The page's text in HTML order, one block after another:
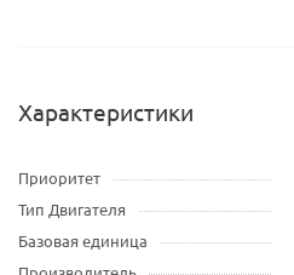
Характеристики
Приоритет
Тип Двигателя
Базовая единица